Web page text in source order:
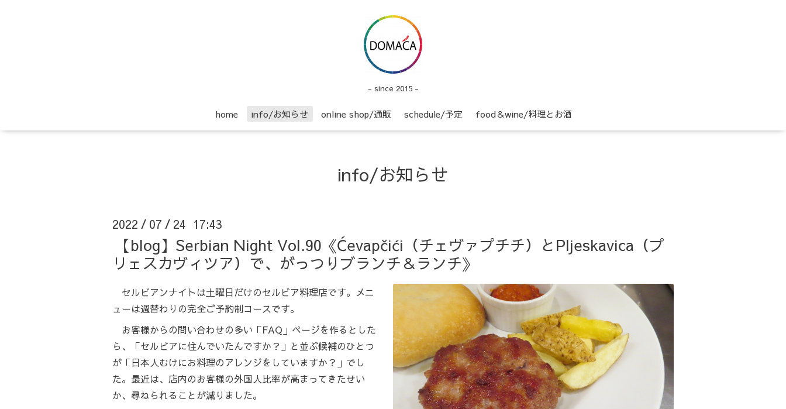
- since 2015 -
home info/お知らせ online shop/通販 schedule/予定 food＆wine/料理とお酒
info/お知らせ
2022 / 07 / 24 17:43
【blog】Serbian Night Vol.90《Ćevapčići（チェヴァプチチ）とPljeskavica（プ
リェスカヴィツア）で、がっつりブランチ＆ランチ》
セルビアンナイトは土曜日だけのセルビア料理店です。メニ
ューは週替わりの完全ご予約制コースです。
お客様からの問い合わせの多い「FAQ」ページを作るとした
ら、「セルビアに住んでいたんですか？」と並ぶ候補のひとつ
が「日本人むけにお料理のアレンジをしていますか？」でし
た。最近は、店内のお客様の外国人比率が高まってきたせい
か、尋ねられることが減りました。